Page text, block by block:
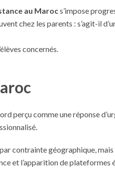
au Marocs’impose
chez les parents : s’agit-il
concernés.
perçu comme une réponse
contrainte géographique,
et l’apparition de plateformes